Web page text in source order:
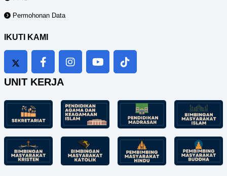
Permohonan Data
IKUTI KAMI
UNIT KERJA